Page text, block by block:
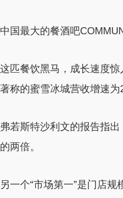
中国最大的餐酒吧
这匹餐饮黑马，成长速度
著称的蜜雪冰城营收增速为
弗若斯特沙利文的报告指
的两倍。
另一个“市场第一”是门店